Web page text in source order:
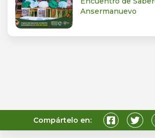
Ansermanuevo
Compártelo en: